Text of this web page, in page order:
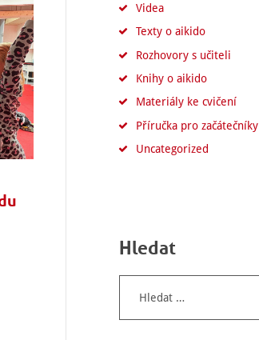
Videa
Texty o aikido
Rozhovory s učiteli
Knihy o aikido
Materiály ke cvičení
Příručka pro začátečníky
Uncategorized
Hledat